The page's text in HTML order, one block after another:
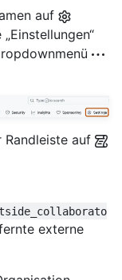
auf
Randleiste auf
externe